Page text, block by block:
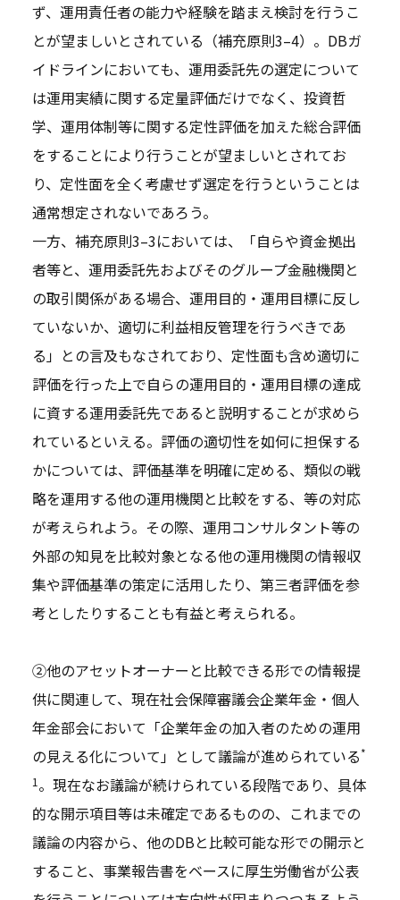
ず、運用責任者の能力や経験を踏まえ検討を行うこ
とが望ましいとされている（補充原則3–4）。DBガ
イドラインにおいても、運用委託先の選定について
は運用実績に関する定量評価だけでなく、投資哲
学、運用体制等に関する定性評価を加えた総合評価
をすることにより行うことが望ましいとされてお
り、定性面を全く考慮せず選定を行うということは
通常想定されないであろう。
一方、補充原則3–3においては、「自らや資金拠出
者等と、運用委託先およびそのグループ金融機関と
の取引関係がある場合、運用目的・運用目標に反し
ていないか、適切に利益相反管理を行うべきであ
る」との言及もなされており、定性面も含め適切に
評価を行った上で自らの運用目的・運用目標の達成
に資する運用委託先であると説明することが求めら
れているといえる。評価の適切性を如何に担保する
かについては、評価基準を明確に定める、類似の戦
略を運用する他の運用機関と比較をする、等の対応
が考えられよう。その際、運用コンサルタント等の
外部の知見を比較対象となる他の運用機関の情報収
集や評価基準の策定に活用したり、第三者評価を参
考としたりすることも有益と考えられる。
②他のアセットオーナーと比較できる形での情報提
供に関連して、現在社会保障審議会企業年金・個人
年金部会において「企業年金の加入者のための運用
の見える化について」として議論が進められている*
1 。現在なお議論が続けられている段階であり、具体
的な開示項目等は未確定であるものの、これまでの
議論の内容から、他のDBと比較可能な形での開示と
すること、事業報告書をベースに厚生労働省が公表